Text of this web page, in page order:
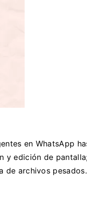
en WhatsApp
y edición de
de archivos